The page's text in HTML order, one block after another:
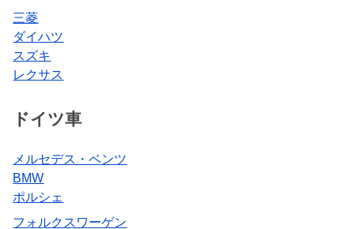
三菱
ダイハツ
スズキ
レクサス
ドイツ車
メルセデス・ベンツ
BMW
ポルシェ
フォルクスワーゲン